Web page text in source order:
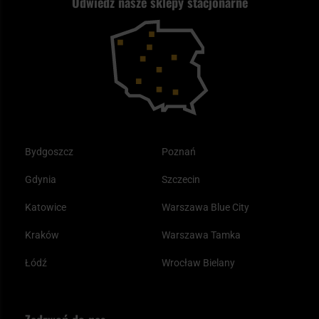
Reklamacje i gwarancja
Bydgoszcz
Gdynia
Katowice
Kraków
Łódź
Poznań
Szczecin
Warszawa Blue City
Warszawa Tamka
Wrocław Bielany
Kupony i kody rabatowe
Plecak ewakuacyjny preppersa